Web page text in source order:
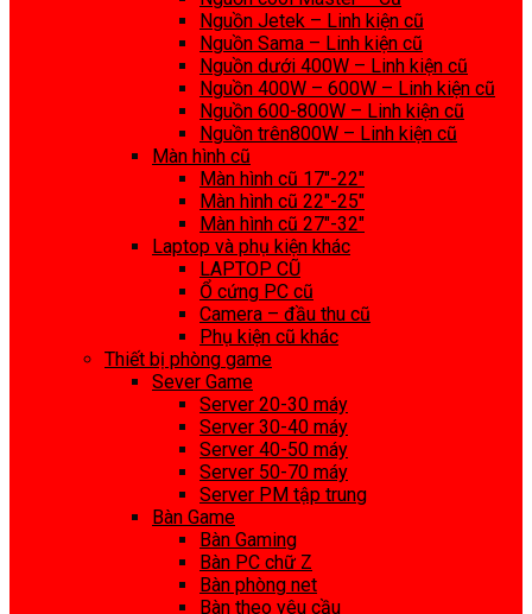
Nguồn Jetek – Linh kiện cũ
Nguồn Sama – Linh kiện cũ
Nguồn dưới 400W – Linh kiện cũ
Nguồn 400W – 600W – Linh kiện cũ
Nguồn 600-800W – Linh kiện cũ
Nguồn trên800W – Linh kiện cũ
Màn hình cũ
Màn hình cũ 17″-22″
Màn hình cũ 22″-25″
Màn hình cũ 27″-32″
Laptop và phụ kiện khác
LAPTOP CŨ
Ổ cứng PC cũ
Camera – đầu thu cũ
Phụ kiện cũ khác
Thiết bị phòng game
Sever Game
Server 20-30 máy
Server 30-40 máy
Server 40-50 máy
Server 50-70 máy
Server PM tập trung
Bàn Game
Bàn Gaming
Bàn PC chữ Z
Bàn phòng net
Bàn theo yêu cầu